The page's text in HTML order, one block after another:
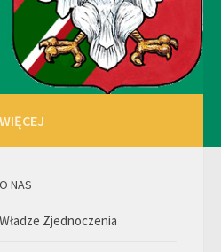
WIĘCEJ
O NAS
Władze Zjednoczenia